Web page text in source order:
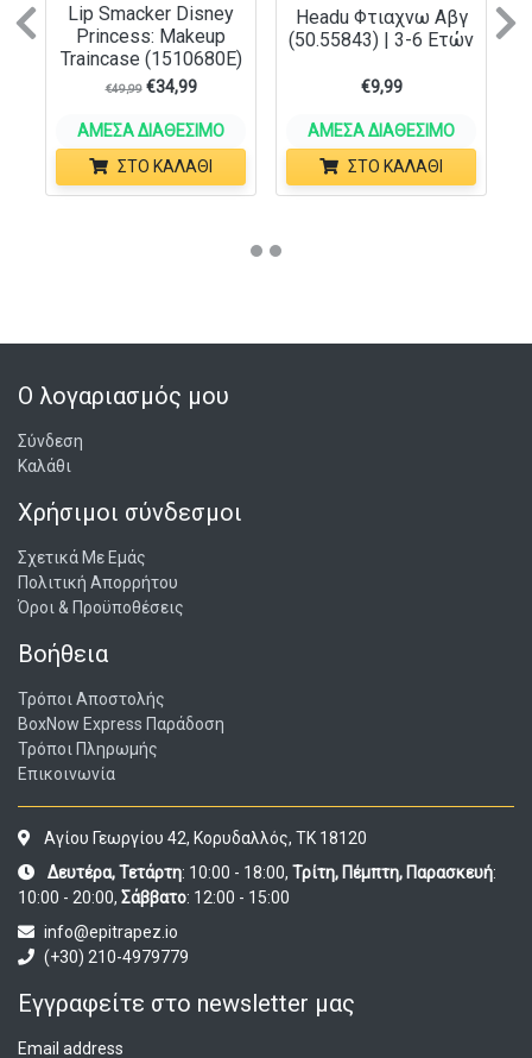
Lip Smacker Disney
Princess: Makeup
Traincase (1510680E)
€49,99 €34,99
ΆΜΕΣΑ ΔΙΑΘΈΣΙΜΟ
ΣΤΟ ΚΑΛΆΘΙ
Headu Φτιαχνω Αβγ
(50.55843) | 3-6 Ετών
€9,99
ΆΜΕΣΑ ΔΙΑΘΈΣΙΜΟ
ΣΤΟ ΚΑΛΆΘΙ
Previous
Ο λογαριασμός μου
Σύνδεση
Καλάθι
Χρήσιμοι σύνδεσμοι
Σχετικά Με Εμάς
Πολιτική Απορρήτου
Όροι & Προϋποθέσεις
Βοήθεια
Τρόποι Αποστολής
BoxNow Express Παράδοση
Τρόποι Πληρωμής
Επικοινωνία
Αγίου Γεωργίου 42, Κορυδαλλός, ΤΚ 18120
Δευτέρα, Τετάρτη: 10:00 - 18:00, Τρίτη, Πέμπτη, Παρασκευή:
10:00 - 20:00, Σάββατο: 12:00 - 15:00
info@epitrapez.io
(+30) 210-4979779
Εγγραφείτε στο newsletter μας
Email address